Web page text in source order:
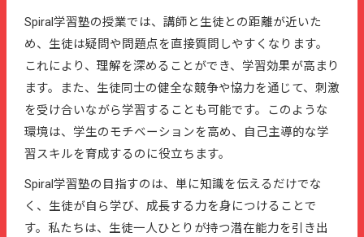
Spiral学習塾の授業では、講師と生徒との距離が近いた
め、生徒は疑問や問題点を直接質問しやすくなります。
これにより、理解を深めることができ、学習効果が高まり
ます。また、生徒同士の健全な競争や協力を通じて、刺激
を受け合いながら学習することも可能です。このような
環境は、学生のモチベーションを高め、自己主導的な学
習スキルを育成するのに役立ちます。
Spiral学習塾の目指すのは、単に知識を伝えるだけでな
く、生徒が自ら学び、成長する力を身につけることで
す。私たちは、生徒一人ひとりが持つ潜在能力を引き出